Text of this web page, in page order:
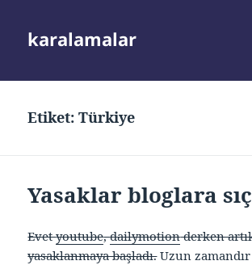
karalamalar
Etiket:Türkiye
Yasaklar bloglara
Evetyoutube,dailymotionderken
yasaklanmaya başladı.Uzun